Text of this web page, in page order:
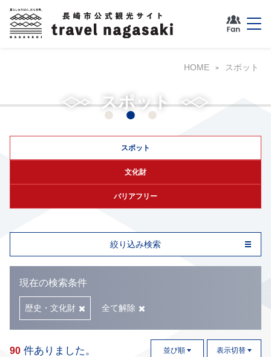
HOME スポット
スポット
スポット
文化財
バリアフリー
絞り込み検索
現在の検索条件
歴史・文化財 全て解除
90 件ありました。 並び順 表示切替